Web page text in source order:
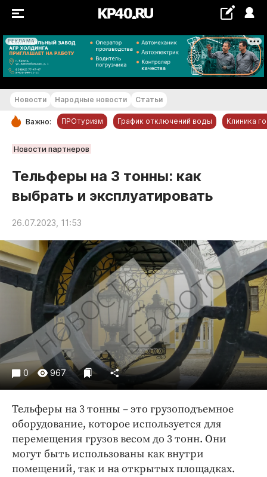
РЕКЛАМА
+16...+17 °С
РУБРИКИ
Обнинск
Новости компаний
Статьи
Народные новости
Авто и транспорт
Благоустройство
Криминал
Культура
Недвижимость и ЖКХ
Образование
Общество
Погода
Праздники
Спорт
Экономика и бизнес
ПРОЕКТЫ
Новости Народные новости Статьи
Важно: ПРОтуризм График отключений воды Клиника
Новости партнеров
Тельферы на 3 тонны: как
выбрать и эксплуатировать
26.07.2023, 11:53
0 967
Тельферы на 3 тонны – это грузоподъемное
оборудование, которое используется для
перемещения грузов весом до 3 тонн. Они
могут быть использованы как внутри
помещений, так и на открытых площадках.